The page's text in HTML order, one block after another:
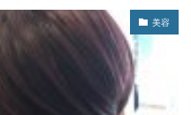
美容